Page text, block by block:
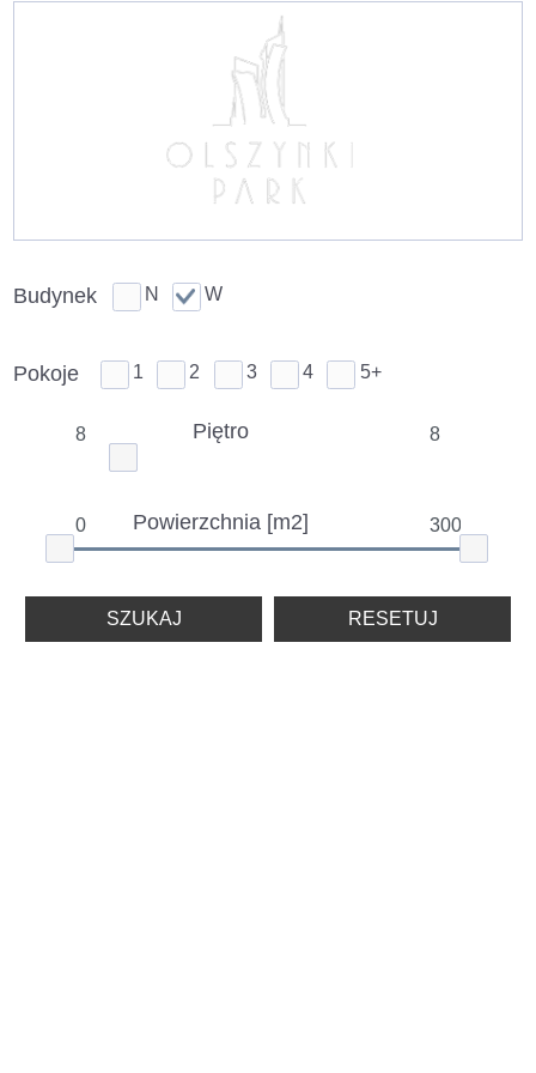
Budynek N W
Pokoje 1 2 3 4 5+
Piętro
Powierzchnia [m2]